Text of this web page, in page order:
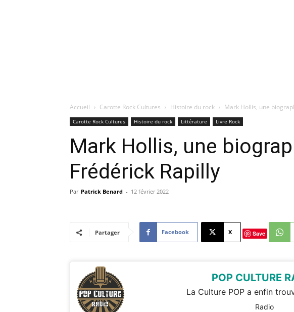
Accueil Carotte Rock Cultures Histoire du rock Mark Hollis, une
Carotte Rock Cultures Histoire du rock Littérature Livre Rock
Mark Hollis, une
Frédérick Rapilly
Par Patrick Benard - 12 février 2022
Partager Facebook X Save
POP CULTURE
La Culture POP a enfin
Radio